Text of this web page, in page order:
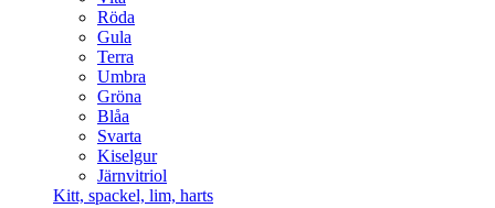
Röda
Gula
Terra
Umbra
Gröna
Blåa
Svarta
Kiselgur
Järnvitriol
Kitt, spackel, lim, harts